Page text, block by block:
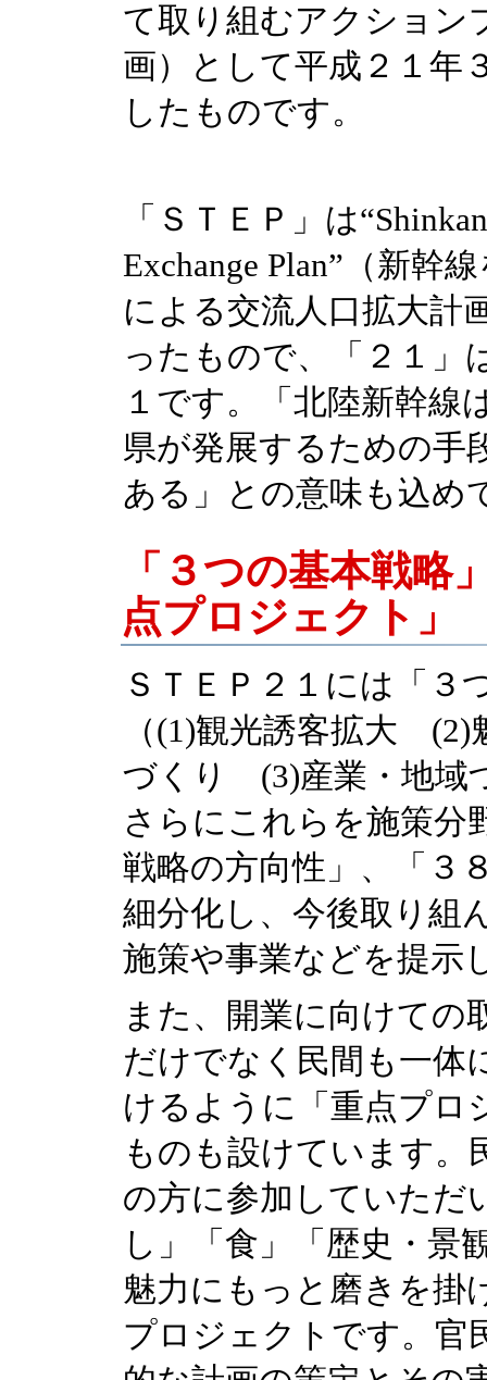
て取り組むアクション
画）として平成２１年
したものです。
「ＳＴＥＰ」は
Exchange Plan”（新幹
による交流人口拡大計
ったもので、「２１」
１です。「北陸新幹線
県が発展するための手
ある」との意味も込め
「３つの基本戦略
点プロジェクト」
ＳＴＥＰ２１には「３
（(1)観光誘客拡大 (2)
づくり (3)産業・地域
さらにこれらを施策分
戦略の方向性」、「３
細分化し、今後取り組
施策や事業などを提示
また、開業に向けての
だけでなく民間も一体
けるように「重点プロ
ものも設けています。
の方に参加していただ
し」「食」「歴史・景
魅力にもっと磨きを掛
プロジェクトです。官